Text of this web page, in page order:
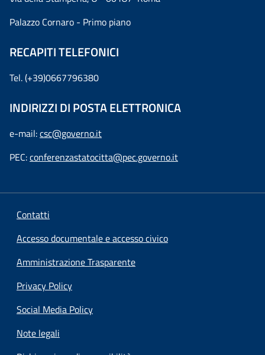
Palazzo Cornaro - Primo piano
RECAPITI TELEFONICI
Tel. (+39)0667796380
INDIRIZZI DI POSTA ELETTRONICA
e-mail:csc@governo.it
PEC:conferenzastatocitta@pec.governo.it
Contatti
Accesso documentale e accesso civico
Amministrazione Trasparente
Privacy Policy
Social Media Policy
Note legali